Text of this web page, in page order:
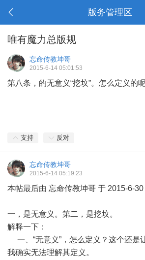
版务管理区
唯有魔力总版规
忘命传教坤哥
2015-6-14 05:01:53
第八条，的无意义“挖坟”。怎么定义的
支持 反对
忘命传教坤哥
2015-6-14 05:19:23
本帖最后由 忘命传教坤哥 于 2015-6-
一，是无意义。第二，是挖坟。
解释一下：
一、“无意义”，怎么定义？这个还是
我确实无法理解其定义。